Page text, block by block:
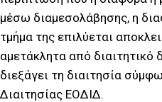
μέσω διαμεσολάβησης, η
τμήμα της επιλύεται
αμετάκλητα από διαιτητικό
διεξάγει τη διαιτησία
Διαιτησίας ΕΟΔΙΔ.